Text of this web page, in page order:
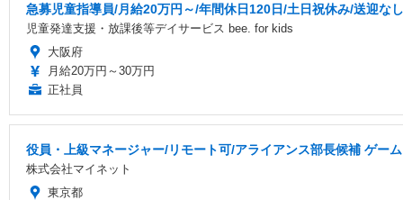
急募児童指導員/月給20万円～/年間休日120日/土日祝休み/送迎な
児童発達支援・放課後等デイサービス bee. for kids
大阪府
月給20万円～30万円
正社員
役員・上級マネージャー/リモート可/アライアンス部長候補 ゲー
株式会社マイネット
東京都